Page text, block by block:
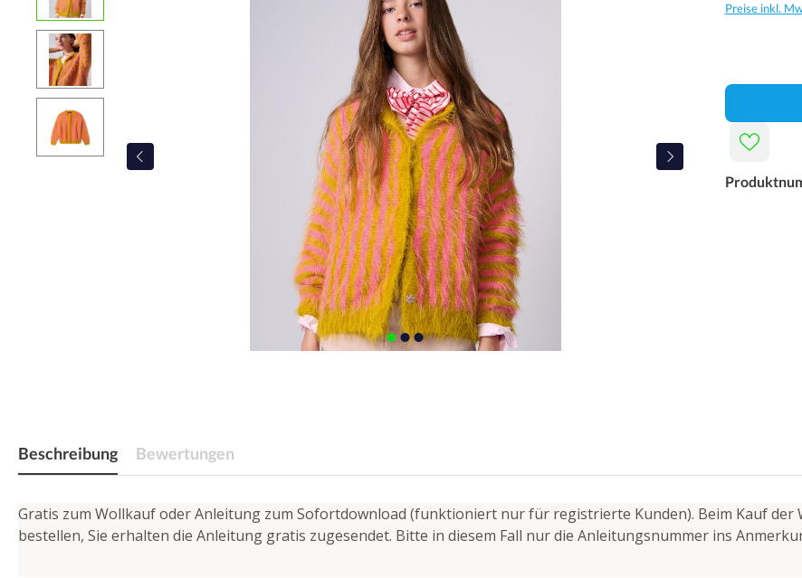
Preise inkl.
Beschreibung Bewertungen
Gratis zum Wollkauf oder Anleitung zum Sofortdownload (funktioniert nur für registrierte Kunden). Beim Kauf der
bestellen, Sie erhalten die Anleitung gratis zugesendet. Bitte in diesem Fall nur die Anleitungsnummer ins